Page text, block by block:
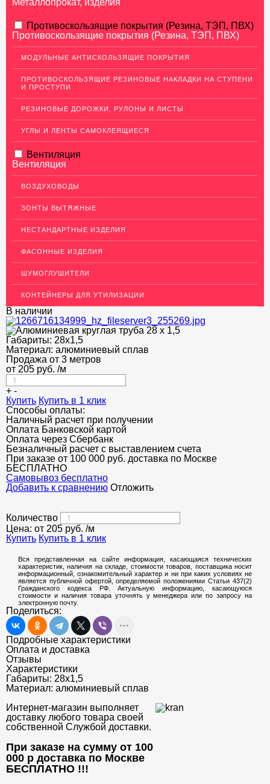
Металлопрокат, изделия
АЛЮМИНИЕВЫЙ ПРОКАТ
Перфорированный лист
Алюминиевые листы
Гладкие алюминиевые листы
Рифленые алюминиевые листы
Алюминиевые профили
Алюминиевые трубы
Профиль для гипсокартона, МДФ, панелей
ЭЛЕКТРОДЫ
ДЕКОРАТИВНЫЙ УГОЛОК
МЕТАЛЛИЧЕСКИЕ ПОРОГИ НАПОЛЬНЫЕ (ДЛЯ ПОЛА),
РАСКЛАДКА, ПЛИНТУС
ПОТОЛКИ
АКЦИИ
НЕДОРОГОЙ МЕТАЛЛОПРОКАТ
Противоскользящие покрытия (Резина, ТЭП, ПВХ)
Противоскользящие покрытия (Резина, ТЭП, ПВХ)
МОДУЛЬНЫЕ АНТИСКОЛЬЗЯЩИЕ ПОКРЫТИЯ
ПРОТИВОСКОЛЬЗЯЩИЕ РЕЗИНОВЫЕ НАКЛАДКИ НА СТУПЕНИ
И ПРОСТУПИ
РЕЗИНОВЫЕ ДОРОЖКИ, РУЛОНЫ И ЛИСТЫ
УГЛЫ И ЛЕНТЫ САМОКЛЕЯЩИЕСЯ
Вентиляция
Вентиляция
ВОЗДУХОВОДЫ
ЗОНТЫ ВЫТЯЖНЫЕ
НЕСТАНДАРТНЫЕ ИЗДЕЛИЯ
ФАСОННЫЕ ИЗДЕЛИЯ
ШУМОГЛУШИТЕЛИ
КОНТЕЙНЕРЫ ДЛЯ УТИЛИЗАЦИИ
В наличии
Габариты: 28х1,5
Материал: алюминиевый сплав
Продажа от 3 метров
от 205 руб. /м
+ -
Купить Купить в 1 клик
Способы оплаты:
Наличный расчет при получении
Оплата Банковской картой
Оплата через Сбербанк
Безналичный расчет с выставлением счета
При заказе от 100 000 руб. доставка по Москве
БЕСПЛАТНО
Cамовывоз бесплатно
Добавить к сравнению Отложить
Количество
Цена: от 205 руб. /м
Купить Купить в 1 клик
Вся представленная на сайте информация, касающаяся технических
характеристик, наличия на складе, стоимости товаров, поставщика носит
информационный, ознакомительный характер и ни при каких условиях не
является публичной офертой, определяемой положениями Статьи 437(2)
Гражданского кодекса РФ. Актуальную информацию, касающуюся
стоимости и наличия товара уточнять у менеджера или по запросу на
электронную почту.
Поделиться:
Подробные характеристики
Оплата и доставка
Отзывы
Характеристики
Габариты: 28х1,5
Материал: алюминиевый сплав
Интернет-магазин выполняет
доставку любого товара своей
собственной Службой доставки.
При заказе на сумму от 100
000 р доставка по Москве
БЕСПЛАТНО !!!